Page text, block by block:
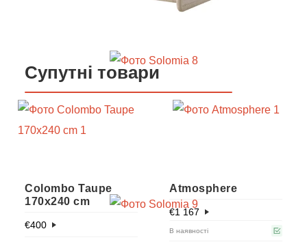
Супутні товари
Colombo Taupe
170x240 cm
€400
Atmosphere
€1 167
В наявності